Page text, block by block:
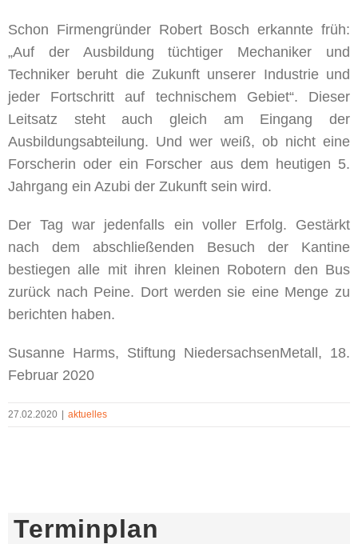
Schon Firmengründer Robert Bosch erkannte früh:
„Auf der Ausbildung tüchtiger Mechaniker und
Techniker beruht die Zukunft unserer Industrie und
jeder Fortschritt auf technischem Gebiet“. Dieser
Leitsatz steht auch gleich am Eingang der
Ausbildungsabteilung. Und wer weiß, ob nicht eine
Forscherin oder ein Forscher aus dem heutigen 5.
Jahrgang ein Azubi der Zukunft sein wird.
Der Tag war jedenfalls ein voller Erfolg. Gestärkt
nach dem abschließenden Besuch der Kantine
bestiegen alle mit ihren kleinen Robotern den Bus
zurück nach Peine. Dort werden sie eine Menge zu
berichten haben.
Susanne Harms, Stiftung NiedersachsenMetall, 18.
Februar 2020
27.02.2020 aktuelles
Terminplan